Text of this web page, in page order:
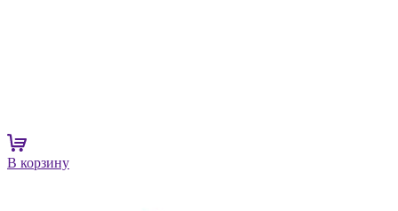
В корзину